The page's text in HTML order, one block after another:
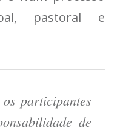
pastoral e
participantes
de